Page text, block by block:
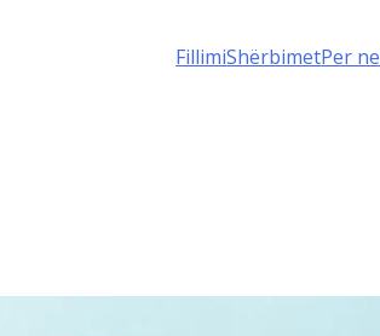
FillimiShërbimetPer ne